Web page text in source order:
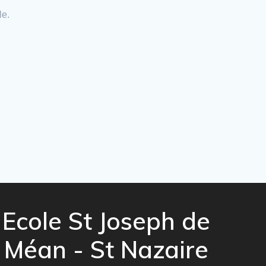
Ecole St Joseph de
Méan - St Nazaire